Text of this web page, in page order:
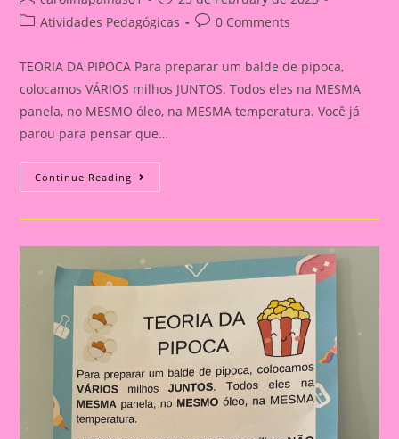
author:
published:
PostAtividades Pedagógicas
Post0 Comments
TEORIA DA PIPOCA Para preparar um balde de pipoca,
colocamos VÁRIOS milhos JUNTOS. Todos eles na MESMA
panela, no MESMO óleo, na MESMA temperatura. Você já
parou para pensar que…
Continue Reading Mensagem
Reunião
Pais|Teoria